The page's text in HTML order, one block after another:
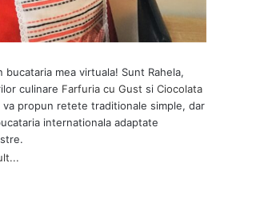
bucataria mea virtuala! Sunt Rahela,
culinare Farfuria cu Gust siCiocolata
va propun retete traditionale simple, dar
internationala adaptate